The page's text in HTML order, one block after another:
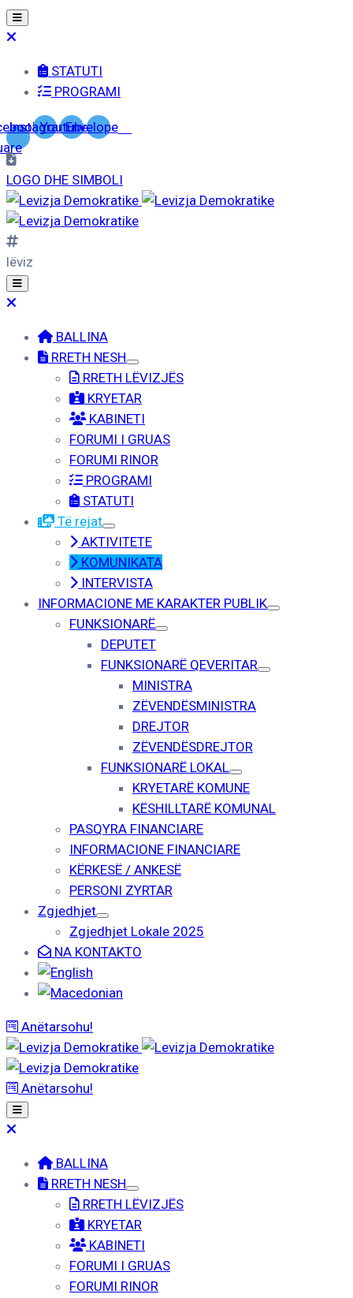
STATUTI
PROGRAMI
Instagram
YoutubeEnvelope
LOGO DHE SIMBOLI
lëviz
BALLINA
RRETH NESH
RRETH LËVIZJËS
KRYETAR
KABINETI
FORUMI I GRUAS
FORUMI RINOR
PROGRAMI
STATUTI
Të rejat
AKTIVITETE
KOMUNIKATA
INTERVISTA
INFORMACIONE ME KARAKTER PUBLIK
FUNKSIONARË
DEPUTET
FUNKSIONARË QEVERITAR
MINISTRA
ZËVENDËSMINISTRA
DREJTOR
ZËVENDËSDREJTOR
FUNKSIONARË LOKAL
KRYETARË KOMUNE
KËSHILLTARË KOMUNAL
PASQYRA FINANCIARE
INFORMACIONE FINANCIARE
KËRKESË / ANKESË
PERSONI ZYRTAR
Zgjedhjet
Zgjedhjet Lokale 2025
NA KONTAKTO
Anëtarsohu!
Anëtarsohu!
BALLINA
RRETH NESH
RRETH LËVIZJËS
KRYETAR
KABINETI
FORUMI I GRUAS
FORUMI RINOR